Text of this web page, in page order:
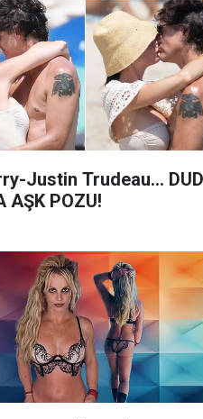
Justin Trudeau...
AŞK POZU!